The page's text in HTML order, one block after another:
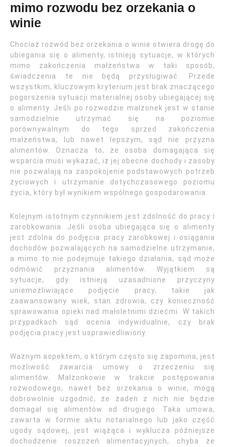
mimo rozwodu bez orzekania o
winie
Chociaż rozwód bez orzekania o winie otwiera drogę do
ubiegania się o alimenty, istnieją sytuacje, w których
mimo zakończenia małżeństwa w taki sposób,
świadczenia te nie będą przysługiwać. Przede
wszystkim, kluczowym kryterium jest brak znaczącego
pogorszenia sytuacji materialnej osoby ubiegającej się
o alimenty. Jeśli po rozwodzie małżonek jest w stanie
samodzielnie utrzymać się na poziomie
porównywalnym do tego sprzed zakończenia
małżeństwa, lub nawet lepszym, sąd nie przyzna
alimentów. Oznacza to, że osoba domagająca się
wsparcia musi wykazać, iż jej obecne dochody i zasoby
nie pozwalają na zaspokojenie podstawowych potrzeb
życiowych i utrzymanie dotychczasowego poziomu
życia, który był wynikiem wspólnego gospodarowania.
Kolejnym istotnym czynnikiem jest zdolność do pracy i
zarobkowania. Jeśli osoba ubiegająca się o alimenty
jest zdolna do podjęcia pracy zarobkowej i osiągania
dochodów pozwalających na samodzielne utrzymanie,
a mimo to nie podejmuje takiego działania, sąd może
odmówić przyznania alimentów. Wyjątkiem są
sytuacje, gdy istnieją uzasadnione przyczyny
uniemożliwiające podjęcie pracy, takie jak
zaawansowany wiek, stan zdrowia, czy konieczność
sprawowania opieki nad małoletnimi dziećmi. W takich
przypadkach sąd ocenia indywidualnie, czy brak
podjęcia pracy jest usprawiedliwiony.
Ważnym aspektem, o którym często się zapomina, jest
możliwość zawarcia umowy o zrzeczeniu się
alimentów. Małżonkowie w trakcie postępowania
rozwodowego, nawet bez orzekania o winie, mogą
dobrowolnie uzgodnić, że żaden z nich nie będzie
domagał się alimentów od drugiego. Taka umowa,
zawarta w formie aktu notarialnego lub jako część
ugody sądowej, jest wiążąca i wyklucza późniejsze
dochodzenie roszczeń alimentacyjnych, chyba że